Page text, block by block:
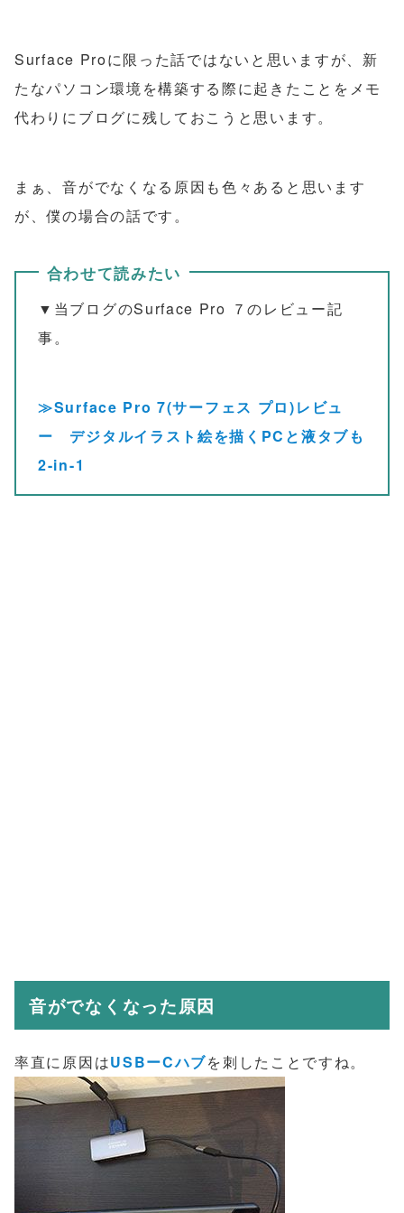
Surface Proに限った話ではないと思いますが、新
たなパソコン環境を構築する際に起きたことをメモ
代わりにブログに残しておこうと思います。
まぁ、音がでなくなる原因も色々あると思います
が、僕の場合の話です。
合わせて読みたい
▼当ブログのSurface Pro ７のレビュー記
事。
≫Surface Pro 7(サーフェス プロ)レビュ
ー デジタルイラスト絵を描くPCと液タブも
2-in-1
音がでなくなった原因
率直に原因はUSBーCハブを刺したことですね。